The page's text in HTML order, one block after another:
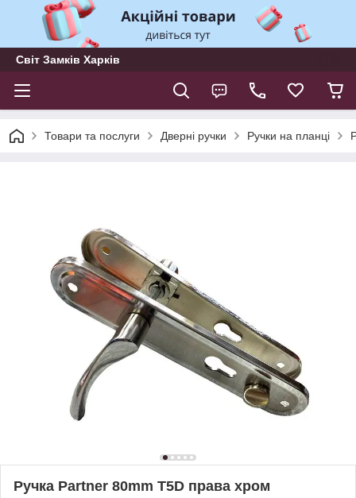
Світ Замків Харків
Товари та послуги Дверні ручки Ручки на планці
Ручка Partner 80mm T5D права хром